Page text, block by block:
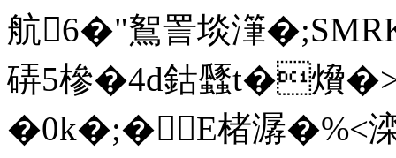
航6�"鴽詈埮潷
硦5槮�4d鈷瓥 t�燲�
�0k�;�E楮潺�%<